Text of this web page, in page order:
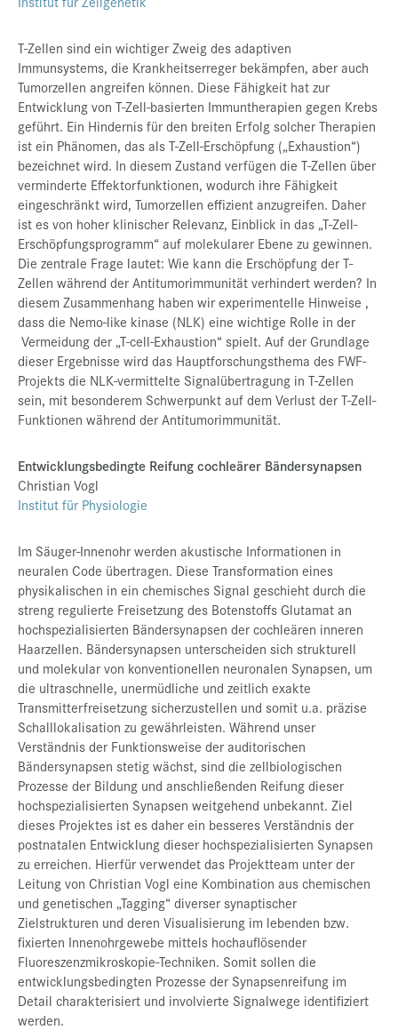
T-Zellen sind ein wichtiger Zweig des adaptiven
Immunsystems, die Krankheitserreger bekämpfen, aber auch
Tumorzellen angreifen können. Diese Fähigkeit hat zur
Entwicklung von T-Zell-basierten Immuntherapien gegen Krebs
geführt. Ein Hindernis für den breiten Erfolg solcher Therapien
ist ein Phänomen, das als T-Zell-Erschöpfung („Exhaustion“)
bezeichnet wird. In diesem Zustand verfügen die T-Zellen über
verminderte Effektorfunktionen, wodurch ihre Fähigkeit
eingeschränkt wird, Tumorzellen effizient anzugreifen. Daher
ist es von hoher klinischer Relevanz, Einblick in das „T-Zell-
Erschöpfungsprogramm“ auf molekularer Ebene zu gewinnen.
Die zentrale Frage lautet: Wie kann die Erschöpfung der T-
Zellen während der Antitumorimmunität verhindert werden? In
diesem Zusammenhang haben wir experimentelle Hinweise ,
dass die Nemo-like kinase (NLK) eine wichtige Rolle in der
Vermeidung der „T-cell-Exhaustion“ spielt. Auf der Grundlage
dieser Ergebnisse wird das Hauptforschungsthema des FWF-
Projekts die NLK-vermittelte Signalübertragung in T-Zellen
sein, mit besonderem Schwerpunkt auf dem Verlust der T-Zell-
Funktionen während der Antitumorimmunität.
Entwicklungsbedingte Reifung cochleärer Bändersynapsen
Christian Vogl
Institut für Physiologie
Im Säuger-Innenohr werden akustische Informationen in
neuralen Code übertragen. Diese Transformation eines
physikalischen in ein chemisches Signal geschieht durch die
streng regulierte Freisetzung des Botenstoffs Glutamat an
hochspezialisierten Bändersynapsen der cochleären inneren
Haarzellen. Bändersynapsen unterscheiden sich strukturell
und molekular von konventionellen neuronalen Synapsen, um
die ultraschnelle, unermüdliche und zeitlich exakte
Transmitterfreisetzung sicherzustellen und somit u.a. präzise
Schalllokalisation zu gewährleisten. Während unser
Verständnis der Funktionsweise der auditorischen
Bändersynapsen stetig wächst, sind die zellbiologischen
Prozesse der Bildung und anschließenden Reifung dieser
hochspezialisierten Synapsen weitgehend unbekannt. Ziel
dieses Projektes ist es daher ein besseres Verständnis der
postnatalen Entwicklung dieser hochspezialisierten Synapsen
zu erreichen. Hierfür verwendet das Projektteam unter der
Leitung von Christian Vogl eine Kombination aus chemischen
und genetischen „Tagging“ diverser synaptischer
Zielstrukturen und deren Visualisierung im lebenden bzw.
fixierten Innenohrgewebe mittels hochauflösender
Fluoreszenzmikroskopie-Techniken. Somit sollen die
entwicklungsbedingten Prozesse der Synapsenreifung im
Detail charakterisiert und involvierte Signalwege identifiziert
werden.